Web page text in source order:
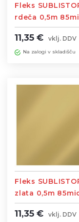
Fleks
rdeča 0,5m
Temperatura
145st./12sek
11,35 € vklj. DDV
Na zalogi v skladišču
Fleks
zlata 0,5m
Temperatura
145st./12sek
11,35 € vklj. DDV